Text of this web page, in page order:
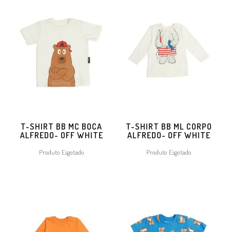
T-SHIRT BB MC BOCA
ALFREDO- OFF WHITE
Produto Esgotado
T-SHIRT BB ML CORPO
ALFREDO- OFF WHITE
Produto Esgotado